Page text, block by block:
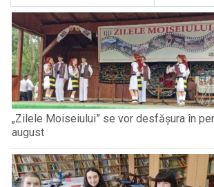
„Zilele Moiseiului” se vor desfășura în
august